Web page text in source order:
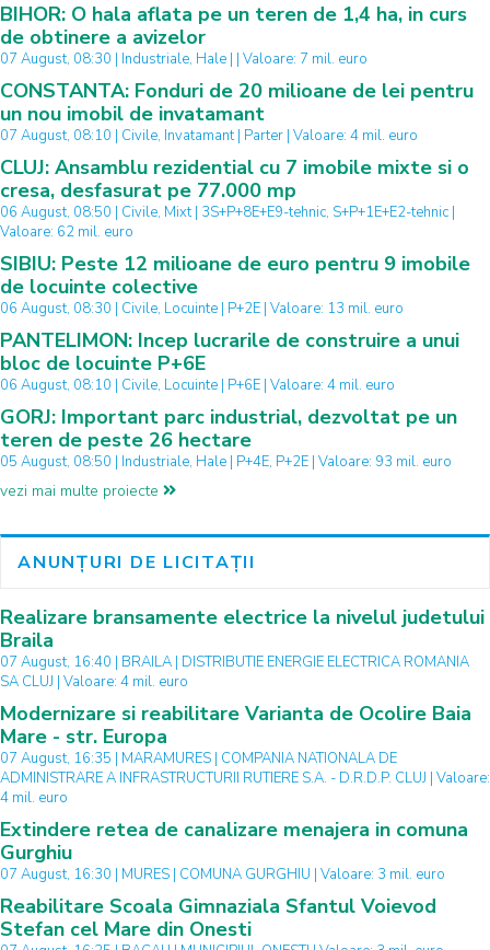
BIHOR: O hala aflata pe un teren de 1,4 ha, in curs
de obtinere a avizelor
07 August, 08:30 | Industriale, Hale | | Valoare: 7 mil. euro
CONSTANTA: Fonduri de 20 milioane de lei pentru
un nou imobil de invatamant
07 August, 08:10 | Civile, Invatamant | Parter | Valoare: 4 mil. euro
CLUJ: Ansamblu rezidential cu 7 imobile mixte si o
cresa, desfasurat pe 77.000 mp
06 August, 08:50 | Civile, Mixt | 3S+P+8E+E9-tehnic, S+P+1E+E2-tehnic |
Valoare: 62 mil. euro
SIBIU: Peste 12 milioane de euro pentru 9 imobile
de locuinte colective
06 August, 08:30 | Civile, Locuinte | P+2E | Valoare: 13 mil. euro
PANTELIMON: Incep lucrarile de construire a unui
bloc de locuinte P+6E
06 August, 08:10 | Civile, Locuinte | P+6E | Valoare: 4 mil. euro
GORJ: Important parc industrial, dezvoltat pe un
teren de peste 26 hectare
05 August, 08:50 | Industriale, Hale | P+4E, P+2E | Valoare: 93 mil. euro
vezi mai multe proiecte
ANUNȚURI DE LICITAȚII
Realizare bransamente electrice la nivelul judetului
Braila
07 August, 16:40 | BRAILA | DISTRIBUTIE ENERGIE ELECTRICA ROMANIA
SA CLUJ | Valoare: 4 mil. euro
Modernizare si reabilitare Varianta de Ocolire Baia
Mare - str. Europa
07 August, 16:35 | MARAMURES | COMPANIA NATIONALA DE
ADMINISTRARE A INFRASTRUCTURII RUTIERE S.A. - D.R.D.P. CLUJ | Valoare:
4 mil. euro
Extindere retea de canalizare menajera in comuna
Gurghiu
07 August, 16:30 | MURES | COMUNA GURGHIU | Valoare: 3 mil. euro
Reabilitare Scoala Gimnaziala Sfantul Voievod
Stefan cel Mare din Onesti